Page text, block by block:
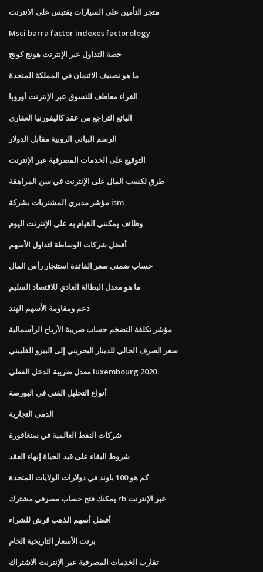
متجر التأمين على السيارات يقتبس على الانترنت
Msci barra factor indexes factorology
حصة التداول عبر الإنترنت هونج كونج
ما هو تصنيف الائتمان في المملكة المتحدة
الفراء معاطف للتسوق عبر الإنترنت أوروبا
البائع التراجع من عقد كاليفورنيا العقاري
الرسم البياني الروبية مقابل الدولار
التوقيع على الخدمات المصرفية عبر الإنترنت
طرق لكسب المال على الإنترنت في سن المراهقة
مؤشر مديري المشتريات بشركة ism
وظائف يمكنني القيام به على الإنترنت اليوم
أفضل شركات الوساطة لتداول الأسهم
حساب ضمني سعر الفائدة استئجار رأس المال
ما هو معدل البطالة العادي للاقتصاد السليم
دعم ومقاومة الأسهم الهند
مؤشر تكلفة التضخم حساب ضريبة الأرباح الرأسمالية
سعر الصرف الحالي للدينار البحريني إلى البيزو الفلبيني
معدل ضريبة الدخل الفعلي luxembourg 2020
أنواع التحليل الفني في البورصة
الدمى التجارية
شركات النفط العالمية في سنغافورة
شروط البقاء على قيد الحياة إنهاء العقد
كم هو 100 باوند في دولارات الولايات المتحدة
يمكنك فتح حساب مصرفي مشترك rb عبر الإنترنت
أفضل أسهم الذهب قرش للشراء
برنت الأسعار التاريخية الخام
تقارب الخدمات المصرفية عبر الإنترنت الاشتراك